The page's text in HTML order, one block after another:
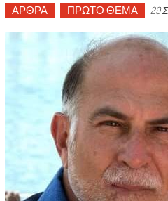
ΑΡΘΡΑ ΠΡΩΤΟ ΘΕΜΑ 29